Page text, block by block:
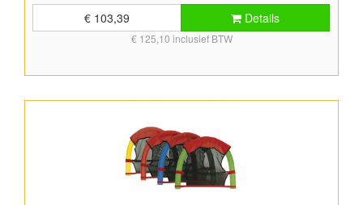
rechter. Deze flexibeam is daardoor meer geschikt om gebruikt te
worden bij aquafitness. De flexibeams worden geleverd in één
kleur. Kleur: oranje Afmetingen: ca. 7,5x160 cm (diameter x lengte)
€ 103,39 Details
€ 125,10 inclusief BTW